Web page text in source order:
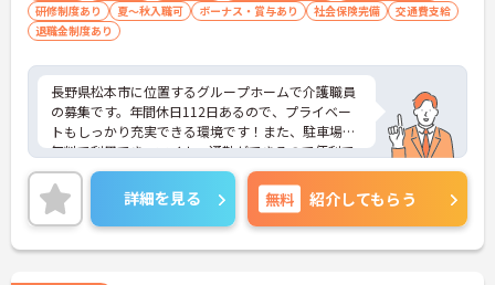
研修制度あり
夏～秋入職可 ボーナス・賞与あり 社会保険完備
交通費支給
退職金制度あり
長野県松本市に位置するグループホームで介護職員
の募集です。年間休日112日あるので、プライベー
トもしっかり充実できる環境です！また、駐車場が
無料で利用でき、マイカー通勤ができるので便利で
す♪ご興味のある方はご面接のポイントお伝えしま
すのでご気軽にお問い合わせください。
詳細を見る 無料 紹介してもらう